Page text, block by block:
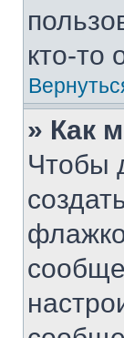
кто-то
» Как
Чтобы